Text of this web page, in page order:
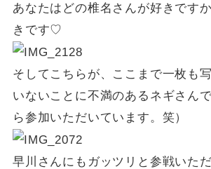
あなたはどの椎名さんが好きです
きです♡
そしてこちらが、ここまで一枚も
いないことに不満のあるネギさん
ら参加いただいています。笑）
早川さんにもガッツリと参戦いた